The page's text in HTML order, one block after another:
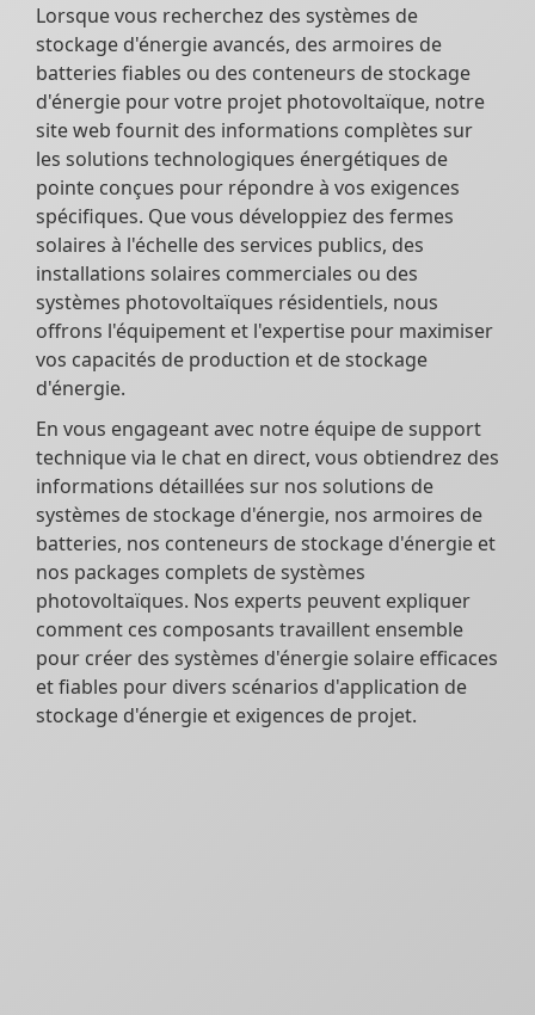
Lorsque vous recherchez des systèmes de
stockage d'énergie avancés, des armoires de
batteries fiables ou des conteneurs de stockage
d'énergie pour votre projet photovoltaïque, notre
site web fournit des informations complètes sur
les solutions technologiques énergétiques de
pointe conçues pour répondre à vos exigences
spécifiques. Que vous développiez des fermes
solaires à l'échelle des services publics, des
installations solaires commerciales ou des
systèmes photovoltaïques résidentiels, nous
offrons l'équipement et l'expertise pour maximiser
vos capacités de production et de stockage
d'énergie.
En vous engageant avec notre équipe de support
technique via le chat en direct, vous obtiendrez des
informations détaillées sur nos solutions de
systèmes de stockage d'énergie, nos armoires de
batteries, nos conteneurs de stockage d'énergie et
nos packages complets de systèmes
photovoltaïques. Nos experts peuvent expliquer
comment ces composants travaillent ensemble
pour créer des systèmes d'énergie solaire efficaces
et fiables pour divers scénarios d'application de
stockage d'énergie et exigences de projet.